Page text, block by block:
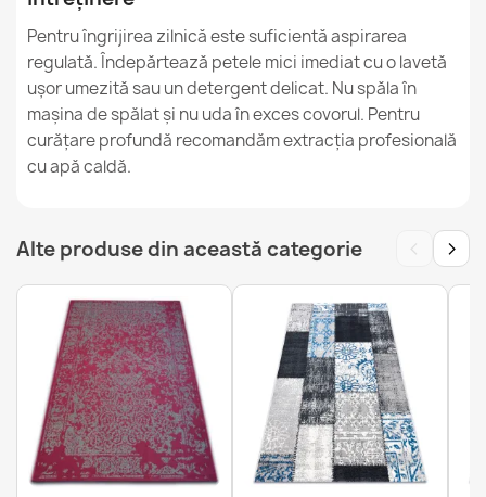
Covor ROYAL ADR Bordeaux
1.624,90 lej
1.187,90 lej
Pentru îngrijirea zilnică este suficientă aspirarea
regulată. Îndepărtează petele mici imediat cu o lavetă
ușor umezită sau un detergent delicat. Nu spăla în
mașina de spălat și nu uda în exces covorul. Pentru
curățare profundă recomandăm extracția profesională
cu apă caldă.
Alte produse din această categorie ‹ ›